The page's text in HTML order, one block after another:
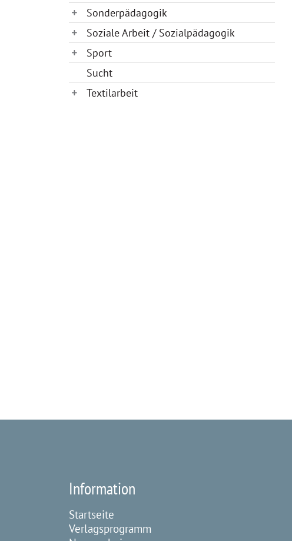
Sonderpädagogik
Soziale Arbeit / Sozialpädagogik
Sport
Sucht
Textilarbeit
Information
Startseite
Verlagsprogramm